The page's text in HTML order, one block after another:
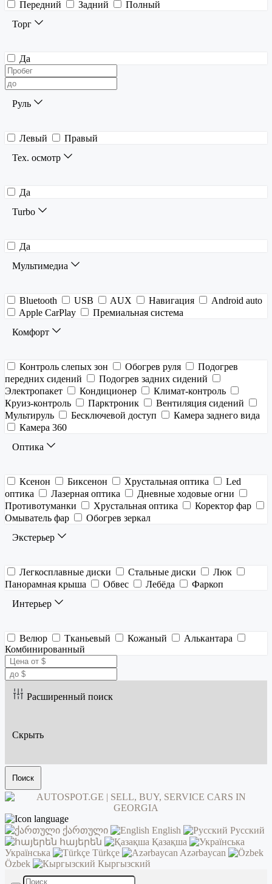
Передний Задний
Полный
Торг
Да
Руль
Левый
Правый
Тех. осмотр
Да
Turbo
Да
Мультимедиа
Bluetooth USB AUX Навигация
Android auto
Apple CarPlay
Премиальная система
Комфорт
Контроль слепых зон Обогрев руля
Подогрев
передних сидений
Подогрев задних сидений
Электропакет
Кондиционер
Климат-контроль
Круиз-контроль
Парктроник
Вентиляция сидений
Мультируль
Бесключевой доступ
Камера заднего вида
Камера 360
Оптика
Ксенон Биксенон Хрустальная оптика
Led
оптика
Лазерная оптика
Дневные ходовые огни
Противотуманки
Хрустальная оптика
Коректор фар
Омыватель фар
Обогрев зеркал
Экстерьер
Легкосплавные диски Стальные диски
Люк
Панорамная крыша
Обвес Лебёда
Фаркоп
Интерьер
Велюр Тканьевый Кожаный
Алькантара
Комбинированный
Расширенный поиск
Скрыть
Поиск
ქართული English
Русский
հայերեն
Қазақша
Українська
Türkçe
Azərbaycan
Özbek
Кыргызский